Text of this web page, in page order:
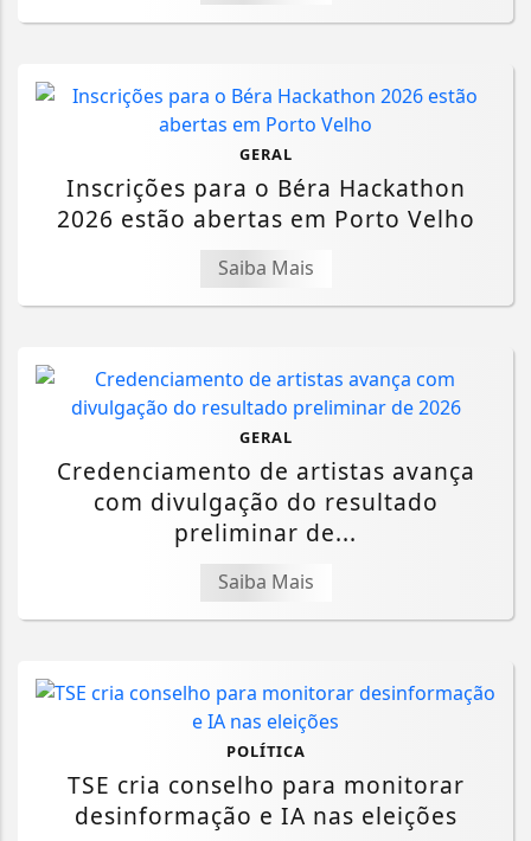
GERAL
Inscrições para o Béra Hackathon
2026 estão abertas em Porto Velho
Saiba Mais
GERAL
Credenciamento de artistas avança
com divulgação do resultado
preliminar de...
Saiba Mais
POLÍTICA
TSE cria conselho para monitorar
desinformação e IA nas eleições